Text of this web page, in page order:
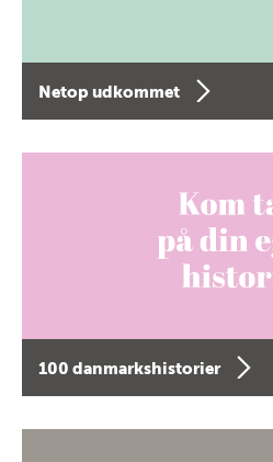
Netop udkommet
100 danmarkshistorier